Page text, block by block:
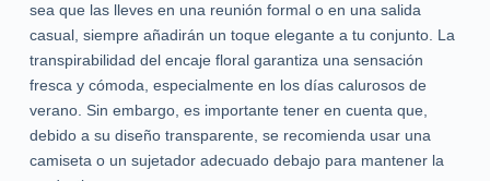
sea que las lleves en una reunión formal o en una salida
casual, siempre añadirán un toque elegante a tu conjunto. La
transpirabilidad del encaje floral garantiza una sensación
fresca y cómoda, especialmente en los días calurosos de
verano. Sin embargo, es importante tener en cuenta que,
debido a su diseño transparente, se recomienda usar una
camiseta o un sujetador adecuado debajo para mantener la